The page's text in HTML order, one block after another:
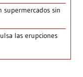
supermercados sin
las erupciones